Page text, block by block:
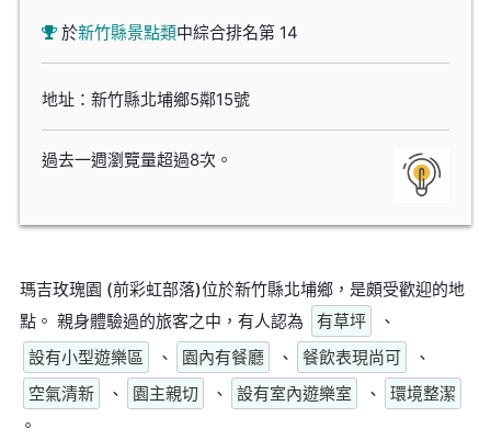
於新竹縣景點類中綜合排名第 14
地址：新竹縣北埔鄉5鄰15號
過去一週瀏覽量超過8次。
瑪吉玫瑰園 (前彩虹部落)位於新竹縣北埔鄉，是頗受歡迎的地
點。 親身體驗過的旅客之中，有人認為
有草坪
、
設有小型遊樂區
、 園內有餐廳 、 餐飲表現尚可
、
空氣清新
、 園主親切 、 設有室內遊樂室 、
環境整潔
。